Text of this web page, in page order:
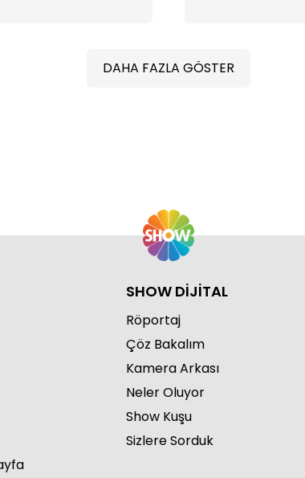
DAHA FAZLA GÖSTER
SHOW DİJİTAL
Röportaj
Çöz Bakalım
Kamera Arkası
Neler Oluyor
Show Kuşu
Sizlere Sorduk